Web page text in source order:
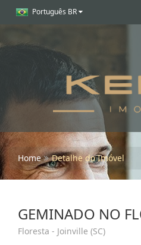
Português BR
Home Detalhe do Imóvel
GEMINADO NO
Floresta - Joinville (SC)